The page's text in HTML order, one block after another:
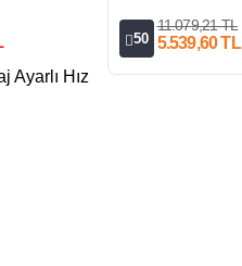
50
11.079,21 TL
5.539,60 TL